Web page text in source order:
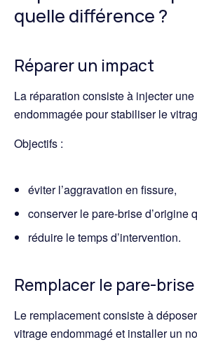
quelle différence ?
Réparer un impact
La réparation consiste à injecter
endommagée pour stabiliser le
Objectifs :
éviter l’aggravation en fissure,
conserver le pare-brise d’origine
réduire le temps d’intervention.
Remplacer le pare-brise
Le remplacement consiste à
vitrage endommagé et installer un